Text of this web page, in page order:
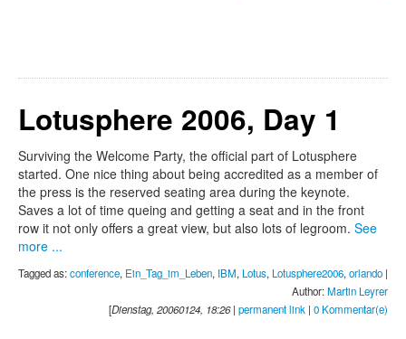
Lotusphere 2006, Day 1
Surviving the Welcome Party, the official part of Lotusphere
started. One nice thing about being accredited as a member of
the press is the reserved seating area during the keynote.
Saves a lot of time queing and getting a seat and in the front
row it not only offers a great view, but also lots of legroom. See
more ...
Tagged as:conference, Ein_Tag_im_Leben, IBM, Lotus, Lotusphere2006,orlando |
Author:Martin Leyrer
[Dienstag, 20060124, 18:26| permanent link | 0 Kommentar(e)